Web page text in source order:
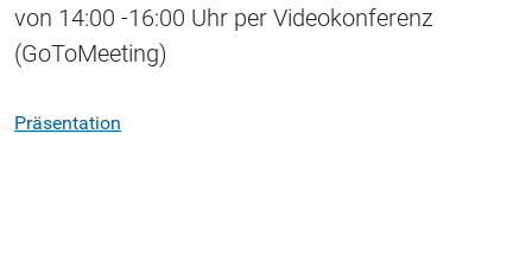
von 14:00 -16:00 Uhr per Videokonferenz
(GoToMeeting)
Präsentation